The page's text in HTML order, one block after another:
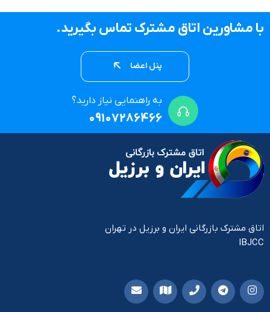
با مشاورین اتاق مشترک تماس بگیرید.
پنل اعضا
به راهنمایی نیاز دارید؟
09107286466
اتاق مشترک بازرگانی ایران و برزیل در تهران
IBJCC